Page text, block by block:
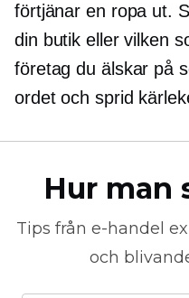
förtjänar en ropa ut.
din butik eller vilken
företag du älskar på
ordet och sprid
Hur man
Tips från e-handel
och